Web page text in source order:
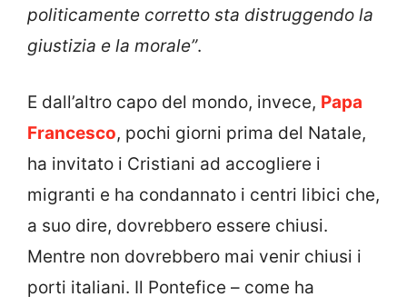
politicamente corretto sta distruggendo la
giustizia e la morale”.
E dall’altro capo del mondo, invece, Papa
Francesco, pochi giorni prima del Natale,
ha invitato i Cristiani ad accogliere i
migranti e ha condannato i centri libici che,
a suo dire, dovrebbero essere chiusi.
Mentre non dovrebbero mai venir chiusi i
porti italiani. Il Pontefice – come ha